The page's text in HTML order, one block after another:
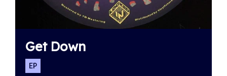
Get Down
EP